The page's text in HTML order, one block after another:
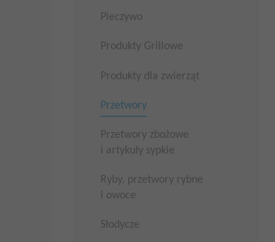
Pieczywo
Produkty Grillowe
Produkty dla zwierząt
Przetwory
Przetwory zbożowe
i artykuły sypkie
Ryby, przetwory rybne
i owoce
Słodycze